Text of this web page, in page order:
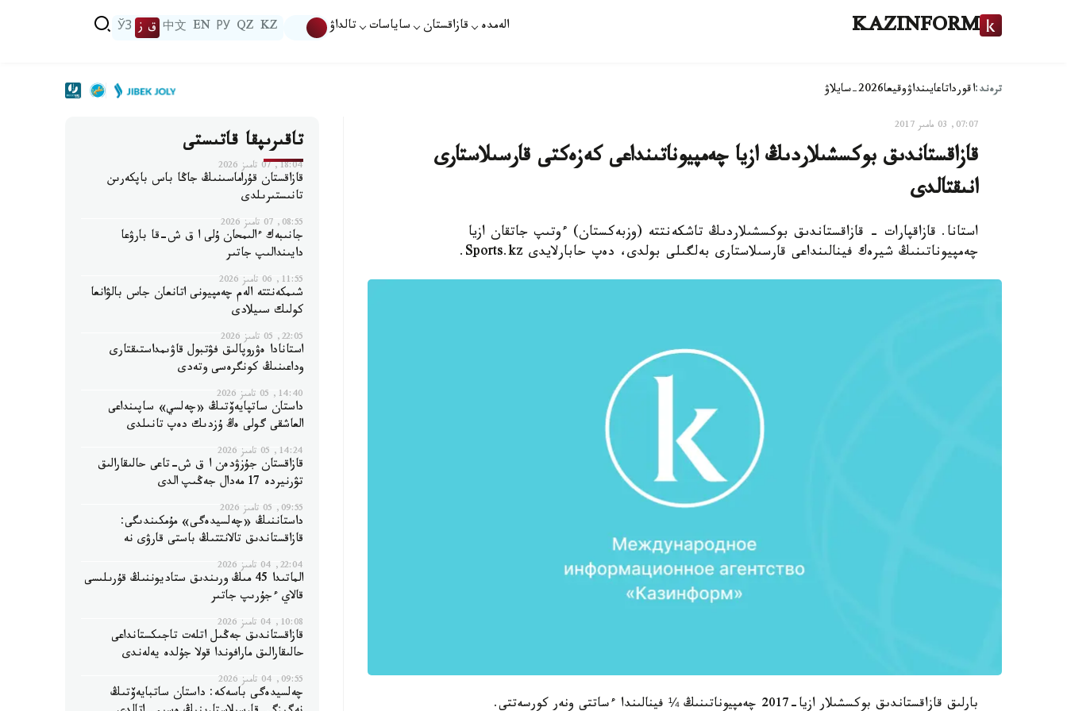
KAZINFORM الەمدە قازاقستان ساياسات تالداۋ KZ
QZ
РУ
EN
中文 ق ز ЎЗ
ترەند:اقورداتاعايىنداۋوقيعا2026-سايلاۋ
07:07, 03 مامىر 2017
قازاقستاندىق بوكسشىلاردىڭ ازيا چەمپيوناتىنداعى كەزەكتى قارسىلاستارى
انىقتالدى
استانا. قازاقپارات - قازاقستاندىق بوكسشىلاردىڭ تاشكەنتتە (وزبەكستان) ءوتىپ جاتقان ازيا
چەمپيوناتىنىڭ شيرەك فينالىنداعى قارسىلاستارى بەلگىلى بولدى، دەپ حابارلايدى Sports.kz.
بارلىق قازاقستاندىق بوكسشىلار ازيا-2017 چەمپيوناتىنىڭ ¼ فينالىندا ءساتتى ونەر كورسەتتى.
تاقىرىپقا قاتىستى
18:04, 07 تامىز 2026
قازاقستان قۇراماسىنىڭ جاڭا باس باپكەرىن
تانىستىرىلدى
08:55, 07 تامىز 2026
جانىبەك ءالىمحان ۇلى ا ق ش-قا بارۋعا
دايىندالىپ جاتىر
11:55, 06 تامىز 2026
شىمكەنتتە الەم چەمپيونى اتانعان جاس بالۋانعا
كولىك سىيلادى
22:05, 05 تامىز 2026
استانادا ەۋروپالىق فۋتبول قاۋىمداستىقتارى
وداعىنىڭ كونگرەسى وتەدى
14:40, 05 تامىز 2026
داستان ساتپايەۆتىڭ «چەلسي» ساپىنداعى
العاشقى گولى ەڭ ۇزدىك دەپ تانىلدى
14:24, 05 تامىز 2026
قازاقستان جۇزۋدەن ا ق ش-تاعى حالىقارالىق
تۋرنيردە 17 مەدال جەڭىپ الدى
09:55, 05 تامىز 2026
داستاننىڭ «چەلسيدەگى» مۇمكىندىگى:
قازاقستاندىق تالانتتىڭ باستى قارۋى نە
22:04, 04 تامىز 2026
الماتىدا 45 مىڭ ورىندىق ستاديوننىڭ قۇرىلىسى
قالاي ءجۇرىپ جاتىر
10:08, 04 تامىز 2026
قازاقستاندىق جەڭىل اتلەت تاجىكستانداعى
حالىقارالىق مارافوندا قولا جۇلدە يەلەندى
09:55, 04 تامىز 2026
چەلسيدەگى باسەكە: داستان ساتبايەۆتىڭ